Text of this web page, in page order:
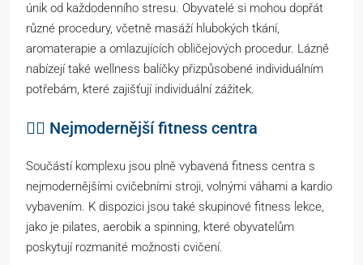
únik od každodenního stresu. Obyvatelé si mohou dopřát
různé procedury, včetně masáží hlubokých tkání,
aromaterapie a omlazujících obličejových procedur. Lázně
nabízejí také wellness balíčky přizpůsobené individuálním
potřebám, které zajišťují individuální zážitek.
🏋️‍♂️ Nejmodernější fitness centra
Součástí komplexu jsou plně vybavená fitness centra s
nejmodernějšími cvičebními stroji, volnými váhami a kardio
vybavením. K dispozici jsou také skupinové fitness lekce,
jako je pilates, aerobik a spinning, které obyvatelům
poskytují rozmanité možnosti cvičení.